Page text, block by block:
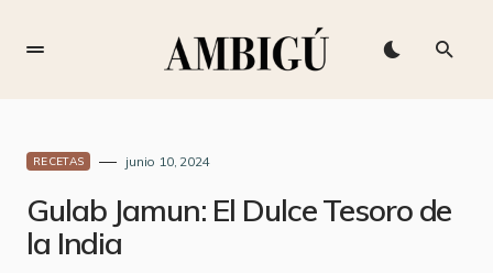
RECETAS junio 10, 2024
Gulab Jamun: El Dulce Tesoro de
la India